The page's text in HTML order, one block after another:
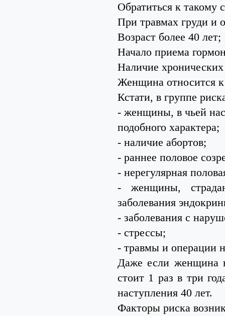
Обратиться к такому
При травмах груди и
Возраст более 40 лет;
Начало приема
Наличие
Женщина относится к
Кстати, в группе
- женщины, в чьей
подобного характера;
- наличие абортов;
- раннее половое
- нерегулярная
- женщины,
заболевания
- заболевания с
- стрессы;
- травмы и операции
Даже если женщина
стоит 1 раз в три
наступления 40 лет.
Факторы риска